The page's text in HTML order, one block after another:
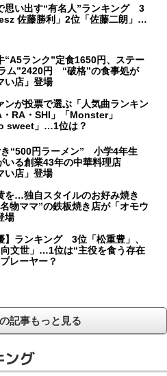
思い出す“有名人”ランキング 3
佐藤勝利」2位「佐藤二朗」…
“A5ランク”定食1650円、ステー
ム”2420円 “破格”の食事処が
い店」登場
ンが投票で選ぶ「人気曲ランキン
RA・SHI」「Monster」
sweet」…1位は？
“500円ラーメン” 小学4年生
いる創業43年の中華料理店
い店」登場
を…独自スタイルのお好み焼き
物ママ”の鉄板焼き店が「オモウ
場
】ランキング 3位「松重豊」、
文世」…1位は“主役を食う存在
レーヤー？
記事もっと見る
ング